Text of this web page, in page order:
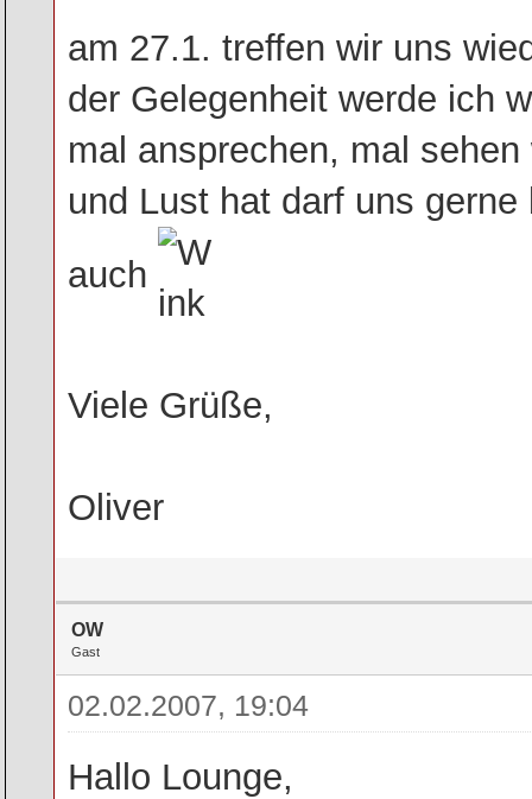
am 27.1. treffen wir uns
der Gelegenheit werde ich
mal ansprechen, mal
und Lust hat darf uns
auch
Viele Grüße,
Oliver
OW
Gast
02.02.2007, 19:04
Hallo Lounge,